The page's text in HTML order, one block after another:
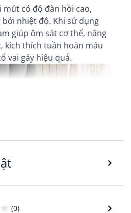
mút có độ đàn hồi cao,
nhiệt độ. Khi sử dụng
giúp ôm sát cơ thể, nâng
kích thích tuần hoàn máu
vai gáy hiệu quả.
thể tối ưu
(0)